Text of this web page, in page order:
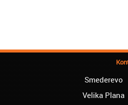
Smederevo
Velika Plana